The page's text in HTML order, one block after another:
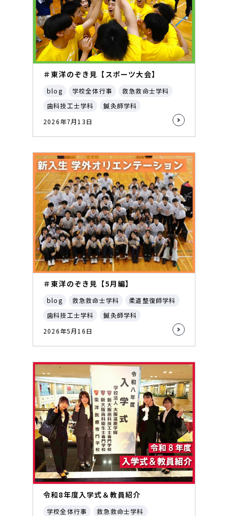
＃東洋のぞき見【スポーツ大会】
blog 学校全体行事
救急救命士学科
歯科技工士学科
鍼灸師学科
2026年7月13日
＃東洋のぞき見【5月編】
blog 救急救命士学科
柔道整復師学科
歯科技工士学科
鍼灸師学科
2026年5月16日
令和8年度入学式＆教員紹介
学校全体行事
救急救命士学科